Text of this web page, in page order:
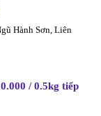
Hành Sơn, Liên
/ 0.5kg tiếp